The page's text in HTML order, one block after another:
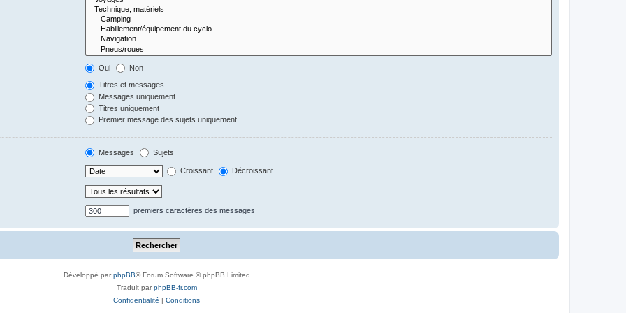
Oui Non
Titres et messages
Messages uniquement
Titres uniquement
Premier message des sujets uniquement
Messages Sujets
Croissant Décroissant
premiers caractères des messages
Développé parphpBB® Forum Software © phpBB Limited
Traduit parphpBB-fr.com
Confidentialité
Conditions